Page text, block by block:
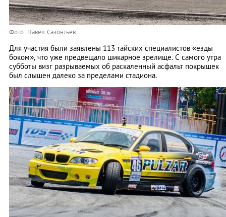
Фото: Павел Сазонтьев
Для участия были заявлены 113 тайских специалистов «езды
боком», что уже предвещало шикарное зрелище. С самого утра
субботы визг разрываемых об раскаленный асфальт покрышек
был слышен далеко за пределами стадиона.